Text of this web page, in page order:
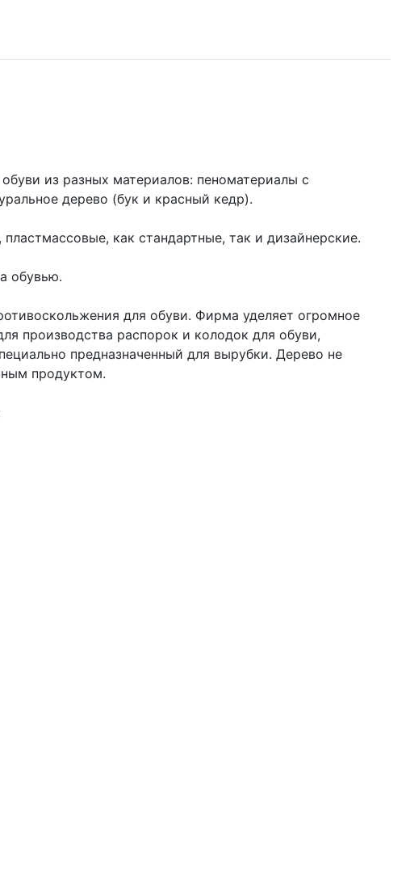
из разных материалов: пеноматериалы с
дерево (бук и красный кедр).
как стандартные, так и дизайнерские.
обувью.
для обуви. Фирма уделяет огромное
производства распорок и колодок для обуви,
предназначенный для вырубки. Дерево не
продуктом.